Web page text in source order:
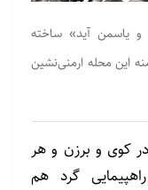
و یاسمن آید» ساخته
این محله ارمنی‌نشین
در کوی و برزن و هر
گرد هم